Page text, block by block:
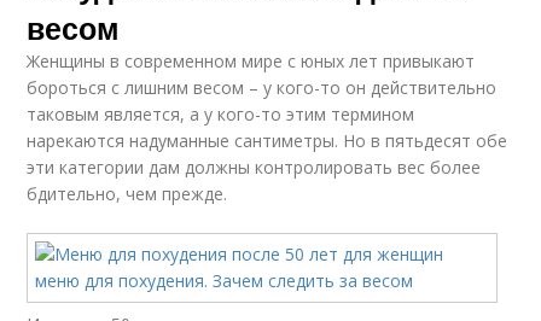
весом
Женщины в современном мире с юных лет привыкают
бороться с лишним весом – у кого-то он действительно
таковым является, а у кого-то этим термином
нарекаются надуманные сантиметры. Но в пятьдесят обе
эти категории дам должны контролировать вес более
бдительно, чем прежде.